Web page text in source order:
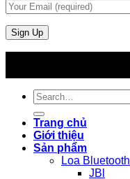
Search
for:
Trang chủ
Giới thiệu
Sản phẩm
Loa Bluetooth
JBl